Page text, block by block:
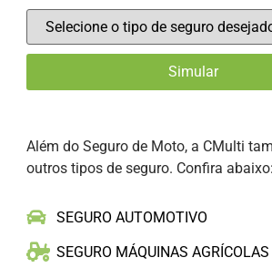
Além do Seguro de Moto, a CMulti
outros tipos de seguro. Confira abaixo:
SEGURO AUTOMOTIVO
SEGURO MÁQUINAS AGRÍCOLAS